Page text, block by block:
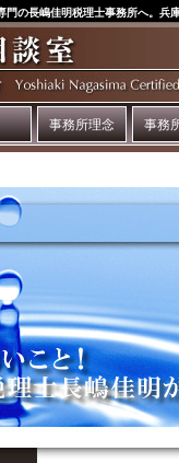
門の長嶋佳明税理士事務所へ。兵
事務所理念 事務